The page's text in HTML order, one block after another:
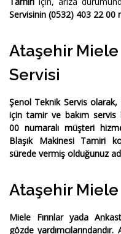
Servisinin (0532) 403 22 00
Ataşehir Miele
Servisi
Şenol Teknik Servisolarak,
için tamir ve bakım servis
00 numaralı müşteri
Blaşık Makinesi Tamiri
sürede vermiş olduğunuz
Ataşehir Miele
Miele Fırınlar yada
gözde yardımcılarındandır.